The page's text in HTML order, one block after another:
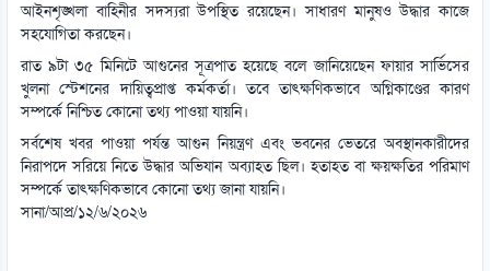
আইনশৃঙ্খলা বাহিনীর সদস্যরা উপস্থিত রয়েছেন। সাধারণ মানুষও উদ্ধার কাজে
সহযোগিতা করছেন।
রাত ৯টা ৩৫ মিনিটে আগুনের সূত্রপাত হয়েছে বলে জানিয়েছেন ফায়ার সার্ভিসের
খুলনা স্টেশনের দায়িত্বপ্রাপ্ত কর্মকর্তা। তবে তাৎক্ষণিকভাবে অগ্নিকাণ্ডের কারণ
সম্পর্কে নিশ্চিত কোনো তথ্য পাওয়া যায়নি।
সর্বশেষ খবর পাওয়া পর্যন্ত আগুন নিয়ন্ত্রণ এবং ভবনের ভেতরে অবস্থানকারীদের
নিরাপদে সরিয়ে নিতে উদ্ধার অভিযান অব্যাহত ছিল। হতাহত বা ক্ষয়ক্ষতির পরিমাণ
সম্পর্কে তাৎক্ষণিকভাবে কোনো তথ্য জানা যায়নি।
সানা/আপ্র/১২/৬/২০২৬